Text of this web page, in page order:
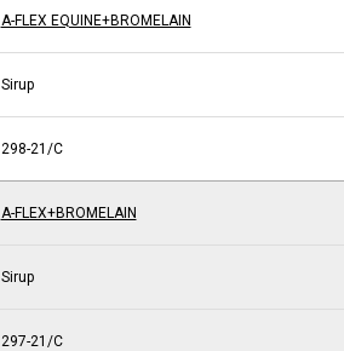
A-FLEX EQUINE+BROMELAIN
Sirup
298-21/C
A-FLEX+BROMELAIN
Sirup
297-21/C